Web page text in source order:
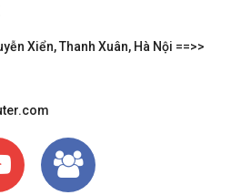
Xiển, Thanh Xuân, Hà Nội ==>>